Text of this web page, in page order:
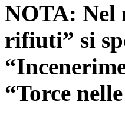
NOTA: Nel
rifiuti” si
“Torce